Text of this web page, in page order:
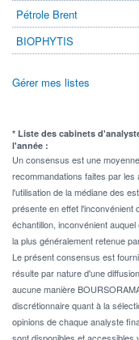
Pétrole Brent
BIOPHYTIS
Gérer mes listes
* Liste des cabinets
l'année :
Un consensus est une
recommandations faites par
l'utilisation de la médiane des
présente en effet l'inconvénient
échantillon, inconvénient
la plus généralement retenue
Le présent consensus est
résulte par nature d'une
aucune manière
discrétionnaire quant à la
opinions de chaque analyste